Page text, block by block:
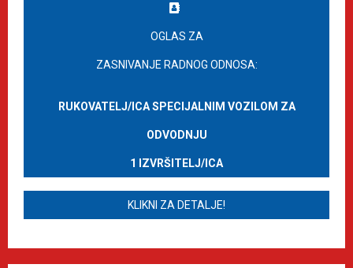
OGLAS ZA
ZASNIVANJE RADNOG ODNOSA:
RUKOVATELJ/ICA SPECIJALNIM VOZILOM ZA
ODVODNJU
1 IZVRŠITELJ/ICA
KLIKNI ZA DETALJE!